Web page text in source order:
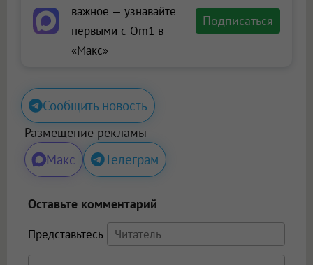
важное — узнавайте
первыми с Om1 в
«Макс»
Подписаться
Сообщить новость
Размещение рекламы
Макс Телеграм
Оставьте комментарий
Представьтесь